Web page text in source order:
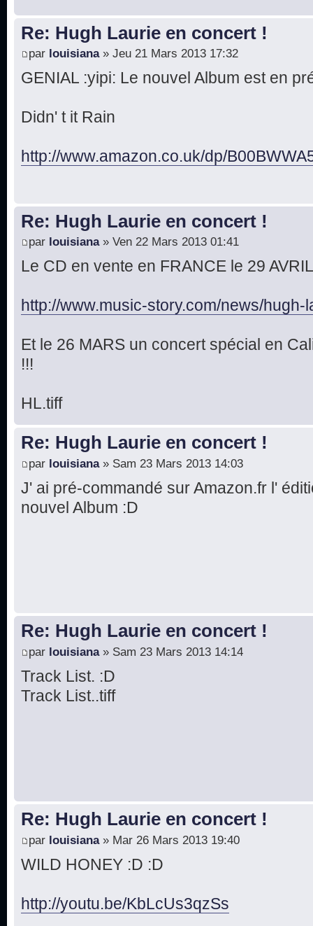
Re: Hugh Laurie en concert !
par louisiana» Jeu 21 Mars 2013 17:32
GENIAL :yipi: Le nouvel Album est en
Didn' t it Rain
http://www.amazon.co.uk/dp/
Re: Hugh Laurie en concert !
par louisiana» Ven 22 Mars 2013 01:41
Le CD en vente en FRANCE le 29
http://www.music-story.com/news/hugh-
Et le 26 MARS un concert spécial en
!!!
HL.tiff
Re: Hugh Laurie en concert !
par louisiana» Sam 23 Mars 2013 14:03
J' ai pré-commandé sur Amazon.fr l'
nouvel Album :D
Re: Hugh Laurie en concert !
par louisiana» Sam 23 Mars 2013 14:14
Track List. :D
Track List..tiff
Re: Hugh Laurie en concert !
par louisiana» Mar 26 Mars 2013 19:40
WILD HONEY :D :D
http://youtu.be/KbLcUs3qzSs